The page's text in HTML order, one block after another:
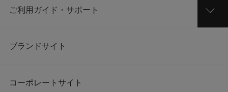
ご利用ガイド・サポート
ブランドサイト
コーポレートサイト